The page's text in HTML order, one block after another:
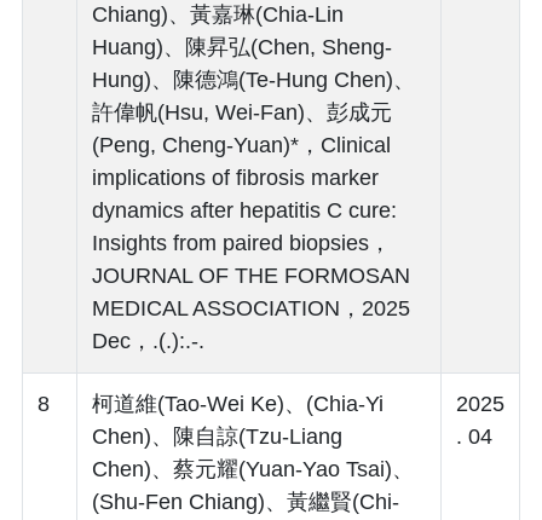
Chiang)、黃嘉琳(Chia-Lin
Huang)、陳昇弘(Chen, Sheng-
Hung)、陳德鴻(Te-Hung Chen)、
許偉帆(Hsu, Wei-Fan)、彭成元
(Peng, Cheng-Yuan)*，Clinical
implications of fibrosis marker
dynamics after hepatitis C cure:
Insights from paired biopsies，
JOURNAL OF THE FORMOSAN
MEDICAL ASSOCIATION，2025
Dec，.(.):.-.
8
柯道維(Tao-Wei Ke)、(Chia-Yi
Chen)、陳自諒(Tzu-Liang
Chen)、蔡元耀(Yuan-Yao Tsai)、
(Shu-Fen Chiang)、黃繼賢(Chi-
2025
. 04